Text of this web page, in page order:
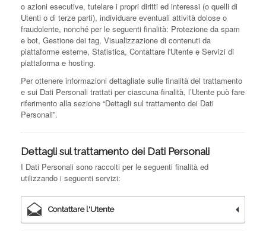
o azioni esecutive, tutelare i propri diritti ed interessi (o quelli di
Utenti o di terze parti), individuare eventuali attività dolose o
fraudolente, nonché per le seguenti finalità: Protezione da spam
e bot, Gestione dei tag, Visualizzazione di contenuti da
piattaforme esterne, Statistica, Contattare l'Utente e Servizi di
piattaforma e hosting.
Per ottenere informazioni dettagliate sulle finalità del trattamento
e sui Dati Personali trattati per ciascuna finalità, l’Utente può fare
riferimento alla sezione “Dettagli sul trattamento dei Dati
Personali”.
Dettagli sul trattamento dei Dati Personali
I Dati Personali sono raccolti per le seguenti finalità ed
utilizzando i seguenti servizi:
Contattare l'Utente